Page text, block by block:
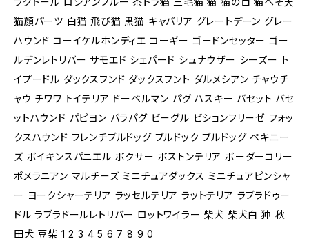
猫顔パーツ 白猫 飛び猫 黒猫 キャバリア グレートデーン グレー
ハウンド コーイケルホンディエ コーギー ゴードンセッター ゴー
ルデンレトリバー サモエド シェパード シュナウザー シーズー ト
イプードル ダックスフンド ダックスフント ダルメシアン チャウチ
ャウ チワワ トイテリア ドーベルマン パグ ハスキー バセット バセ
ットハウンド パピヨン バラパグ ビーグル ビションフリーゼ フォッ
クスハウンド フレンチブルドッグ ブルドック ブルドッグ ペキニー
ズ ボイキンスパニエル ボクサー ボストンテリア ボーダーコリー
ポメラニアン マルチーズ ミニチュアダックス ミニチュアピンシャ
ー ヨークシャーテリア ラッセルテリア ラットテリア ラブラドゥー
ドル ラブラドールレトリバー ロットワイラー 柴犬 柴犬白 狆 秋
田犬 豆柴 1 2 3 4 5 6 7 8 9 0